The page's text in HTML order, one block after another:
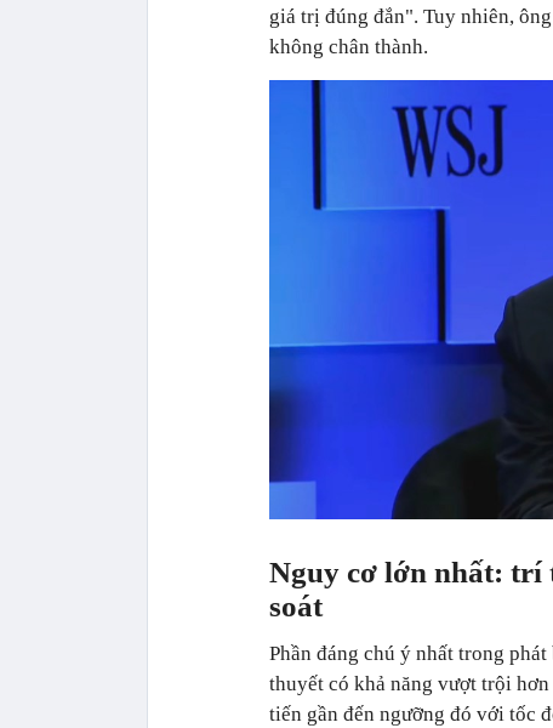
giá trị đúng đắn". Tuy nhiên,
không chân thành.
Nguy cơ lớn nhất: trí
soát
Phần đáng chú ý nhất trong
thuyết có khả năng vượt trội
tiến gần đến ngưỡng đó với tốc